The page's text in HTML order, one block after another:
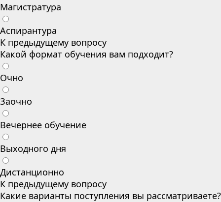
Магистратура
Аспирантура
К предыдущему вопросу
Какой формат обучения вам подходит?
Очно
Заочно
Вечернее обучение
Выходного дня
Дистанционно
К предыдущему вопросу
Какие варианты поступления вы рассматриваете?